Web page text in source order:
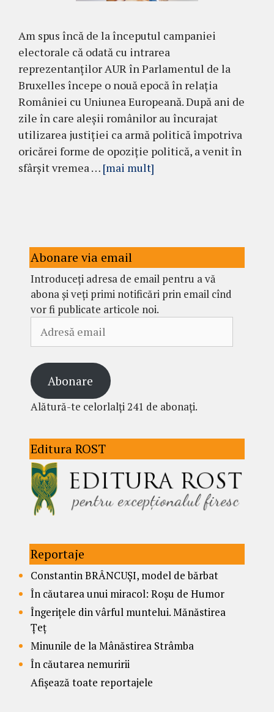
Am spus încă de la începutul campaniei
electorale că odată cu intrarea
reprezentanților AUR în Parlamentul de la
Bruxelles începe o nouă epocă în relația
României cu Uniunea Europeană. După ani de
zile în care aleșii românilor au încurajat
utilizarea justiției ca armă politică împotriva
oricărei forme de opoziție politică, a venit în
sfârșit vremea … [mai mult]
Abonare via email
Introduceți adresa de email pentru a vă
abona și veți primi notificări prin email cînd
vor fi publicate articole noi.
email
Abonare
Alătură-te celorlalți 241 de abonați.
Editura ROST
Reportaje
Constantin BRÂNCUȘI, model de bărbat
În căutarea unui miracol: Roșu de Humor
Îngerițele din vârful muntelui. Mănăstirea
Țeț
Minunile de la Mânăstirea Strâmba
În căutarea nemuririi
Afișează toate reportajele